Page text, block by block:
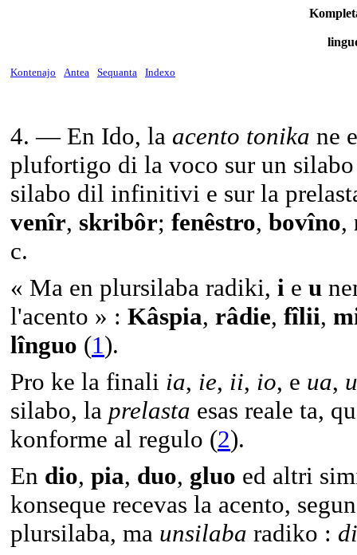
Kontenajo Antea Sequanta Indexo
4. — En Ido, la acento tonika ne
plufortigo di la voco sur un
silabo dil infinitivi e sur la
venîr, skribôr; fenêstro, bovîno,
c.
« Ma en plursilaba radiki, i e u
l'acento » : Kâspia, râdie, fîlii,
lînguo (1).
Pro ke la finali ia, ie, ii, io, e ua,
silabo, la prelasta esas reale ta,
konforme al regulo (2).
En dio, pia, duo, gluo ed altri
konseque recevas la acento,
plursilaba, ma unsilaba radiko : di